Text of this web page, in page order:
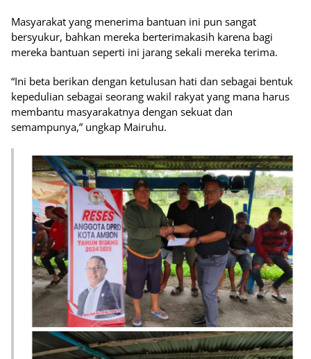
Masyarakat yang menerima bantuan ini pun sangat
bersyukur, bahkan mereka berterimakasih karena bagi
mereka bantuan seperti ini jarang sekali mereka terima.
“Ini beta berikan dengan ketulusan hati dan sebagai bentuk
kepedulian sebagai seorang wakil rakyat yang mana harus
membantu masyarakatnya dengan sekuat dan
semampunya,” ungkap Mairuhu.